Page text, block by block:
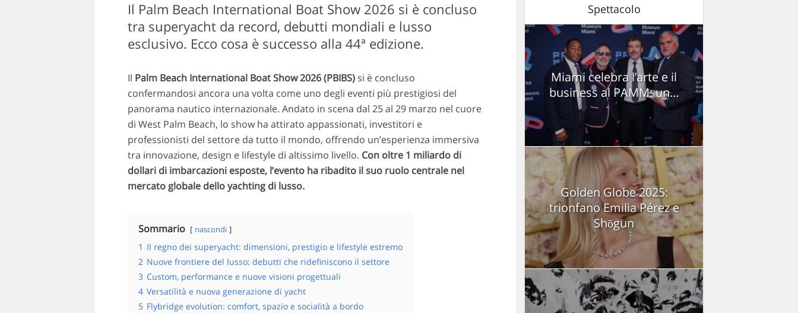
Il Palm Beach International Boat Show 2026 si è concluso
tra superyacht da record, debutti mondiali e lusso
esclusivo. Ecco cosa è successo alla 44ª edizione.
Il Palm Beach International Boat Show 2026 (PBIBS)si è concluso
confermandosi ancora una volta come uno degli eventi più prestigiosi del
panorama nautico internazionale. Andato in scena dal 25 al 29 marzo nel cuore
di West Palm Beach, lo show ha attirato appassionati, investitori e
professionisti del settore da tutto il mondo, offrendo un’esperienza immersiva
tra innovazione, design e lifestyle di altissimo livello. Con oltre 1 miliardo di
dollari di imbarcazioni esposte, l’evento ha ribadito il suo ruolo centrale nel
mercato globale dello yachting di lusso.
Sommario nascondi
1 Il regno dei superyacht: dimensioni, prestigio e lifestyle estremo
2 Nuove frontiere del lusso: debutti che ridefiniscono il settore
3 Custom, performance e nuove visioni progettuali
4 Versatilità e nuova generazione di yacht
5 Flybridge evolution: comfort, spazio e socialità a bordo
Spettacolo
Miami celebra l’arte e il
business al PAMM: un...
Golden Globe 2025:
trionfano Emilia Pérez e
Shōgun